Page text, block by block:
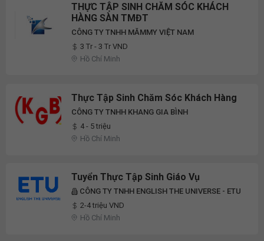
THỰC TẬP SINH CHĂM SÓC KHÁCH
HÀNG SÀN TMĐT
CÔNG TY TNHH MĂMMY VIỆT NAM
3 Tr - 3 Tr VND
Hồ Chí Minh
Thực Tập Sinh Chăm Sóc Khách Hàng
CÔNG TY TNHH KHANG GIA BÌNH
4 - 5 triệu
Hồ Chí Minh
Tuyển Thực Tập Sinh Giáo Vụ
CÔNG TY TNHH ENGLISH THE UNIVERSE - ETU
2-4 triệu VND
Hồ Chí Minh